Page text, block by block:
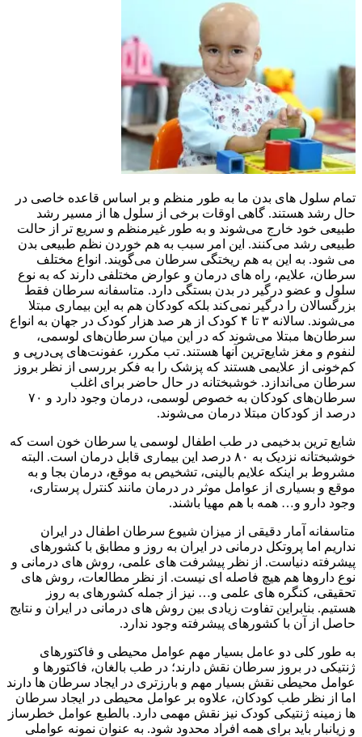
تمام سلول های بدن ما به طور منظم و بر اساس قاعده خاصی در
حال رشد هستند. گاهی اوقات برخی از سلول ها از مسیر رشد
طبیعی خود خارج می‌شوند و به طور غیرمنظم و سریع تر از حالت
طبیعی رشد می‌کنند. این امر سبب به هم خوردن نظم طبیعی بدن
می شود. به این به هم‌ ریختگی سرطان می‌گویند. انواع مختلف
سرطان، علایم، راه های درمان و عوارض مختلفی دارند که به نوع
سلول و عضو درگیر در بدن بستگی دارد. متاسفانه سرطان فقط
بزرگسالان را درگیر نمی‌کند بلکه کودکان هم به این بیماری مبتلا
می‌شوند. سالانه ۳ تا ۴ کودک از هر صد هزار کودک در جهان به انواع
سرطان‌ها مبتلا می‌شوند که در این میان سرطان‌های لوسمی،
لنفوم و مغز شایع‌ترین آنها هستند. تب مکرر، عفونت‌های پی‌درپی و
کم‌خونی از علایمی هستند که پزشک را به فکر بررسی از نظر بروز
سرطان می‌اندازد. خوشبختانه در حال حاضر برای اغلب
سرطان‌های کودکان به خصوص لوسمی، درمان وجود دارد و ۷۰
درصد از کودکان مبتلا درمان می‌شوند.
شایع ترین بدخیمی در طب اطفال لوسمی یا سرطان خون است که
خوشبختانه نزدیک به ۸۰ درصد این بیماری قابل درمان است. البته
مشروط بر اینکه علایم بالینی، تشخیص به موقع، درمان بجا و به
موقع و بسیاری از عوامل موثر در درمان مانند کنترل پرستاری،
وجود دارو و… همه با هم مهیا باشند.
متاسفانه آمار دقیقی از میزان شیوع سرطان اطفال در ایران
نداریم اما پروتکل درمانی در ایران به روز و مطابق با کشورهای
پیشرفته دنیاست. از نظر پیشرفت های علمی، روش های درمانی و
نوع داروها هم هیچ فاصله ای نیست. از نظر مطالعات، روش های
تحقیقی، کنگره های علمی و… نیز از جمله کشورهای به روز
هستیم. بنابراین تفاوت زیادی بین روش های درمانی در ایران و نتایج
حاصل از آن با کشورهای پیشرفته وجود ندارد.
به طور کلی دو عامل بسیار مهم عوامل محیطی و فاکتورهای
ژنتیکی در بروز سرطان نقش دارند؛ در طب بالغان، فاکتورها و
عوامل محیطی نقش بسیار مهم و بارزتری در ایجاد سرطان ها دارند
اما از نظر طب کودکان، علاوه بر عوامل محیطی در ایجاد سرطان
ها زمینه ژنتیکی کودک نیز نقش مهمی دارد. بالطبع عوامل خطرساز
و زیانبار باید برای همه افراد محدود شود. به عنوان نمونه عواملی